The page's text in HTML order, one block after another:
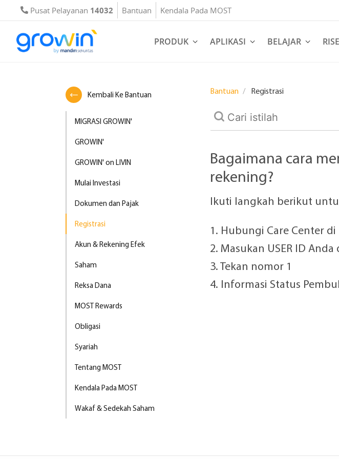
PRODUK APLIKASI BELAJAR
Pusat Pelayanan 14032 Bantuan Kendala Pada MOST
Kembali Ke Bantuan
MIGRASI GROWIN'
GROWIN'
GROWIN' on LIVIN
Mulai Investasi
Dokumen dan Pajak
Registrasi
Akun & Rekening Efek
Saham
Reksa Dana
MOST Rewards
Obligasi
Syariah
Tentang MOST
Kendala Pada MOST
Wakaf & Sedekah Saham
Bantuan Registrasi
Bagaimana cara
rekening?
Ikuti langkah berikut
1. Hubungi Care Center di
2. Masukan USER ID
3. Tekan nomor 1
4. Informasi Status